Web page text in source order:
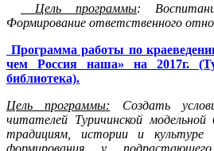
Цель программы:
Формирование ответственного
Программа работы по
чем Россия наша» на 2017г.
библиотека).
Цель программы: Создать
читателей Туричинской
традициям, истории и культуре
формирования у